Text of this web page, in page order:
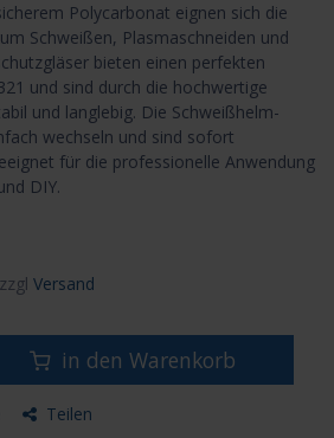
Polycarbonat eignen sich die
Schweißen, Plasmaschneiden und
bieten einen perfekten
und sind durch die hochwertige
und langlebig. Die Schweißhelm-
wechseln und sind sofort
für die professionelle Anwendung
DIY.
Versand
in den Warenkorb
Teilen